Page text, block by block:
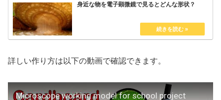
身近な物を電子顕微鏡で見るとどんな形状？
詳しい作り方は以下の動画で確認できます。
Microscope working model for school project